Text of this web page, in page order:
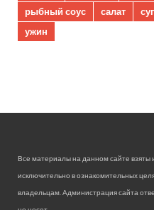
рыбный соус
салат
ужин
Все материалы на данном сайте взяты
исключительно в ознакомительных
владельцам. Администрация сайта